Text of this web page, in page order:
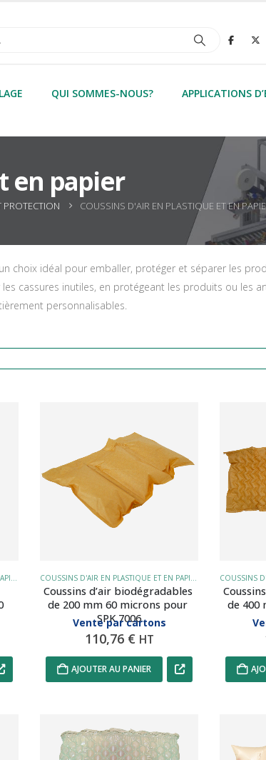
QUI SOMMES-NOUS? APPLICATIONS
en papier
PROTECTION COUSSINS D'AIR EN PLASTIQUE ET EN
choix idéal pour emballer, protéger et séparer les
cassures inutiles, en protégeant les produits ou les
personnalisables.
COUSSINS D'AIR EN PLASTIQUE ET EN PAPIER COUSSINS D'AIR EN PLASTIQUE ET EN PAPIER
Coussins d’air biodégradables
de 200 mm 60 microns pour
SPK 7006
Vente par cartons
110,76 € HT
AJOUTER AU PANIER
de 400